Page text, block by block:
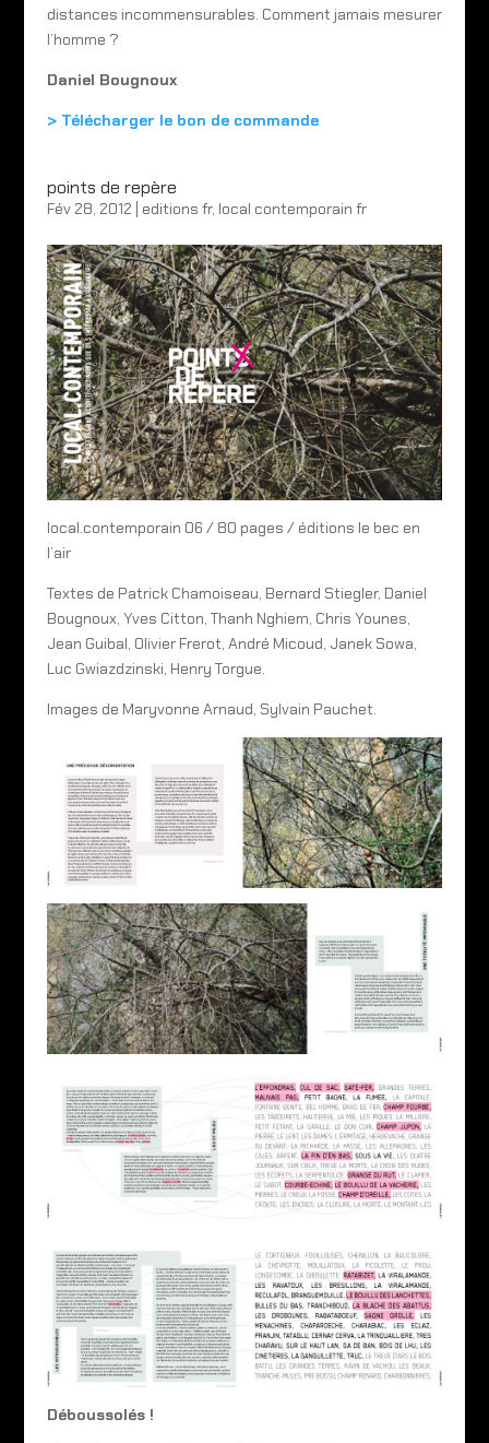
distances incommensurables. Comment jamais mesurer
l’homme ?
Daniel Bougnoux
> Télécharger le bon de commande
points de repère
Fév 28, 2012 editions fr, local contemporain fr
local.contemporain 06 / 80 pages / éditions le bec en
l’air
Textes de Patrick Chamoiseau, Bernard Stiegler, Daniel
Bougnoux, Yves Citton, Thanh Nghiem, Chris Younes,
Jean Guibal, Olivier Frerot, André Micoud, Janek Sowa,
Luc Gwiazdzinski, Henry Torgue.
Images de Maryvonne Arnaud, Sylvain Pauchet.
Déboussolés !